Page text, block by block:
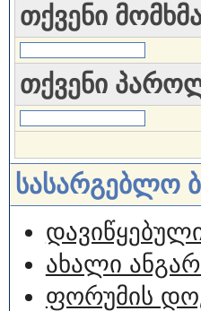
თქვენი
თქვენი
სასარგებლო
ახალი
ფორუმის